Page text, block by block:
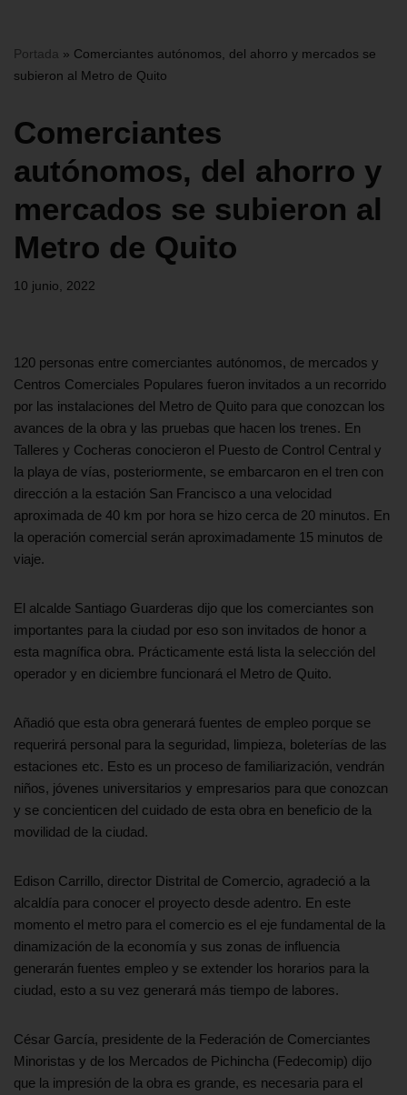
Portada » Comerciantes autónomos, del ahorro y mercados se
subieron al Metro de Quito
Comerciantes
autónomos, del ahorro y
mercados se subieron al
Metro de Quito
10 junio, 2022
120 personas entre comerciantes autónomos, de mercados y
Centros Comerciales Populares fueron invitados a un recorrido
por las instalaciones del Metro de Quito para que conozcan los
avances de la obra y las pruebas que hacen los trenes. En
Talleres y Cocheras conocieron el Puesto de Control Central y
la playa de vías, posteriormente, se embarcaron en el tren con
dirección a la estación San Francisco a una velocidad
aproximada de 40 km por hora se hizo cerca de 20 minutos. En
la operación comercial serán aproximadamente 15 minutos de
viaje.
El alcalde Santiago Guarderas dijo que los comerciantes son
importantes para la ciudad por eso son invitados de honor a
esta magnífica obra. Prácticamente está lista la selección del
operador y en diciembre funcionará el Metro de Quito.
Añadió que esta obra generará fuentes de empleo porque se
requerirá personal para la seguridad, limpieza, boleterías de las
estaciones etc. Esto es un proceso de familiarización, vendrán
niños, jóvenes universitarios y empresarios para que conozcan
y se concienticen del cuidado de esta obra en beneficio de la
movilidad de la ciudad.
Edison Carrillo, director Distrital de Comercio, agradeció a la
alcaldía para conocer el proyecto desde adentro. En este
momento el metro para el comercio es el eje fundamental de la
dinamización de la economía y sus zonas de influencia
generarán fuentes empleo y se extender los horarios para la
ciudad, esto a su vez generará más tiempo de labores.
César García, presidente de la Federación de Comerciantes
Minoristas y de los Mercados de Pichincha (Fedecomip) dijo
que la impresión de la obra es grande, es necesaria para el